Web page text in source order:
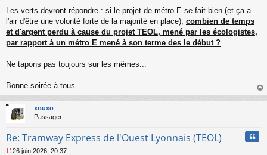
Les verts devront répondre : si le projet de métro E se fait bien (et ça a
l'air d'être une volonté forte de la majorité en place), combien de temps
et d'argent perdu à cause du projet TEOL, mené par les écologistes,
par rapport à un métro E mené à son terme des le début ?
Ne tapons pas toujours sur les mêmes...
Bonne soirée à tous
au
xouxo
Passager
Re: Tramway Express de l'Ouest Lyonnais (TEOL)
26 juin 2026, 20:37